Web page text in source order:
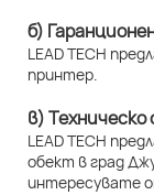
б)
LEAD TECH
принтер.
в) Техническо
LEAD TECH
обект в град
интересувате